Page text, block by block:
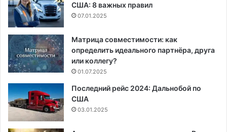
США: 8 важных правил
07.01.2025
Матрица совместимости: как
определить идеального партнёра, друга
или коллегу?
01.07.2025
Последний рейс 2024: Дальнобой по
США
03.01.2025